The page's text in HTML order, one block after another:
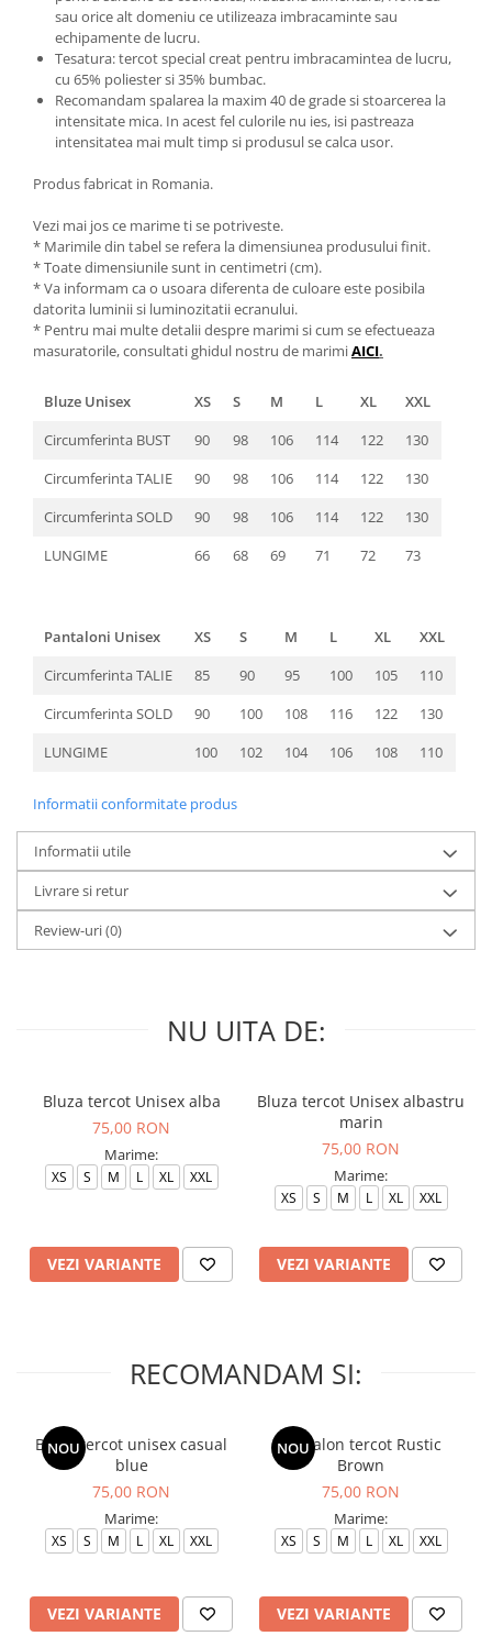
sau orice alt domeniu ce utilizeaza imbracaminte sau
echipamente de lucru.
Tesatura: tercot special creat pentru imbracamintea de lucru,
cu 65% poliester si 35% bumbac.
Recomandam spalarea la maxim 40 de grade si stoarcerea la
intensitate mica. In acest fel culorile nu ies, isi pastreaza
intensitatea mai mult timp si produsul se calca usor.
Produs fabricat in Romania.
Vezi mai jos ce marime ti se potriveste.
* Marimile din tabel se refera la dimensiunea produsului finit.
* Toate dimensiunile sunt in centimetri (cm).
* Va informam ca o usoara diferenta de culoare este posibila
datorita luminii si luminozitatii ecranului.
* Pentru mai multe detalii despre marimi si cum se efectueaza
masuratorile, consultati ghidul nostru de marimiAICI.
Bluze Unisex XS S M L XL
XXL
Circumferinta BUST
90 98 106 114 122
130
Circumferinta TALIE
90 98 106 114 122
130
Circumferinta SOLD
90 98 106 114 122
130
LUNGIME
66 68 69 71 72 73
Pantaloni Unisex XS S M L XL
XXL
Circumferinta TALIE
85 90 95 100 105
110
Circumferinta SOLD
90 100 108 116 122
130
LUNGIME
100 102 104 106 108 110
Informatii conformitate produs
Informatii utile
Livrare si retur
Review-uri(0)
NU UITA DE:
Bluza tercot Unisex alba
75,00 RON
Marime:
XS S M L XL XXL
VEZI VARIANTE
Bluza tercot Unisex albastru
marin
75,00 RON
Marime:
XS S M L XL XXL
VEZI VARIANTE
RECOMANDAM SI:
NOU
Bluza tercot unisex casual
blue
75,00 RON
Marime:
XS S M L XL XXL
VEZI VARIANTE
NOU
Pantalon tercot Rustic
Brown
75,00 RON
Marime:
XS S M L XL XXL
VEZI VARIANTE